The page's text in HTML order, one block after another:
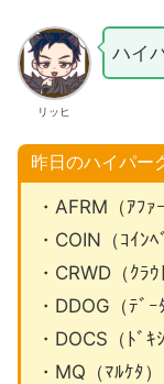
リッヒ
ハイ
昨日のハイパー
・AFRM（ｱﾌ
・COIN（ｺｲﾝ
・CRWD（ｸﾗ
・DDOG（ﾃﾞ
・DOCS（ﾄﾞ
・MQ（ﾏﾙｹﾀ